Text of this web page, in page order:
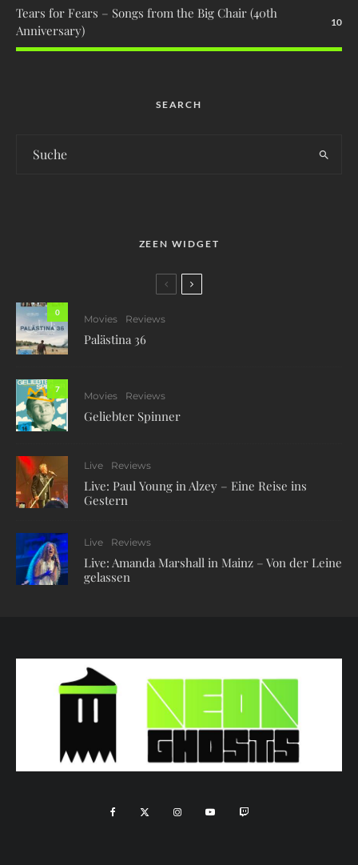
Tears for Fears – Songs from the Big Chair (40th
Anniversary)
10
SEARCH
ZEEN WIDGET
0
Movies Reviews
Palästina 36
7
Movies Reviews
Geliebter Spinner
Live Reviews
Live: Paul Young in Alzey – Eine Reise ins
Gestern
Live Reviews
Live: Amanda Marshall in Mainz – Von der Leine
gelassen